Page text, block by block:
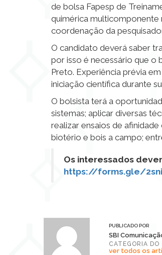
de bolsa Fapesp de
quimérica multicomponente
coordenação da
O candidato deverá saber
por isso é necessário que o
Preto. Experiência prévia
iniciação científica durante
O bolsista terá a
sistemas; aplicar diversas
realizar ensaios de
biotério e bois a campo;
Os interessados
https://forms.gle/
PUBLICADO POR
SBI
CATEGORIA DO
ver todos os